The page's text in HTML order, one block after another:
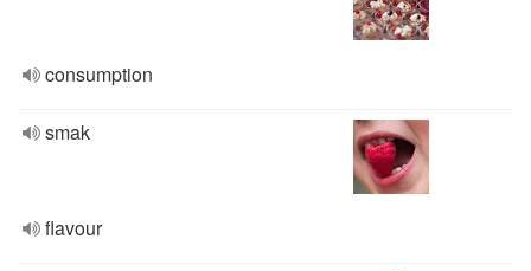
consumption
smak
flavour